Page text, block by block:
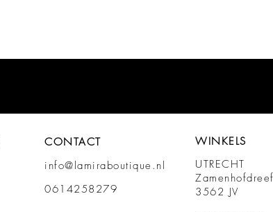
CONTACT
info@lamiraboutique.nl
0614258279
WINKELS
UTRECHT
3562 JV